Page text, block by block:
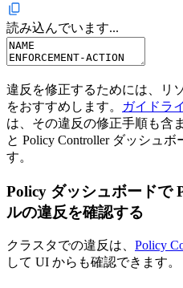
読み込んでいます...
違反を修正するためには、リ
をおすすめします。
ガイドラ
は、その違反の修正手順も含
と Policy Controller ダッシュ
す。
Policy ダッシュボードで
ルの違反を確認する
クラスタでの違反は、 Policy
して UI からも確認できます。